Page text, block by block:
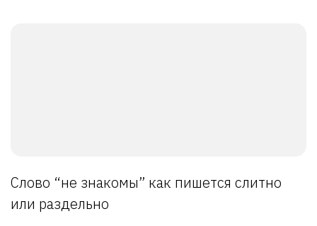
Слово “не знакомы” как пишется слитно
или раздельно